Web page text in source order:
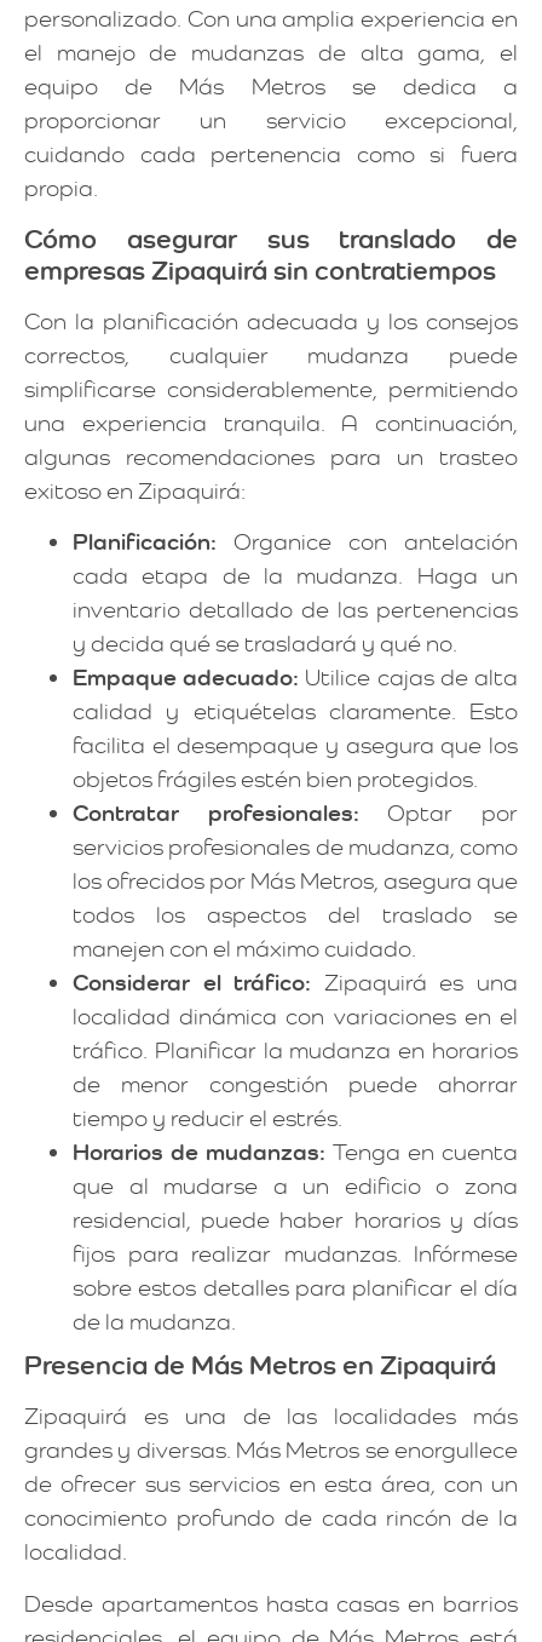
personalizado. Con una amplia experiencia en
el manejo de mudanzas de alta gama, el
equipo de Más Metros se dedica a
proporcionar un servicio excepcional,
cuidando cada pertenencia como si fuera
propia.
Cómo asegurar sus translado de
empresas Zipaquirá sin contratiempos
Con la planificación adecuada y los consejos
correctos, cualquier mudanza puede
simplificarse considerablemente, permitiendo
una experiencia tranquila. A continuación,
algunas recomendaciones para un trasteo
exitoso en Zipaquirá:
Planificación: Organice con antelación
cada etapa de la mudanza. Haga un
inventario detallado de las pertenencias
y decida qué se trasladará y qué no.
Empaque adecuado: Utilice cajas de alta
calidad y etiquételas claramente. Esto
facilita el desempaque y asegura que los
objetos frágiles estén bien protegidos.
Contratar profesionales: Optar por
servicios profesionales de mudanza, como
los ofrecidos por Más Metros, asegura que
todos los aspectos del traslado se
manejen con el máximo cuidado.
Considerar el tráfico: Zipaquirá es una
localidad dinámica con variaciones en el
tráfico. Planificar la mudanza en horarios
de menor congestión puede ahorrar
tiempo y reducir el estrés.
Horarios de mudanzas: Tenga en cuenta
que al mudarse a un edificio o zona
residencial, puede haber horarios y días
fijos para realizar mudanzas. Infórmese
sobre estos detalles para planificar el día
de la mudanza.
Presencia de Más Metros en Zipaquirá
Zipaquirá es una de las localidades más
grandes y diversas. Más Metros se enorgullece
de ofrecer sus servicios en esta área, con un
conocimiento profundo de cada rincón de la
localidad.
Desde apartamentos hasta casas en barrios